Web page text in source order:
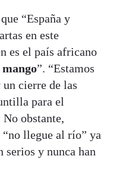
“España y
en este
es el país africano
”. “Estamos
cierre de las
para el
obstante,
llegue al río” ya
serios y nunca han